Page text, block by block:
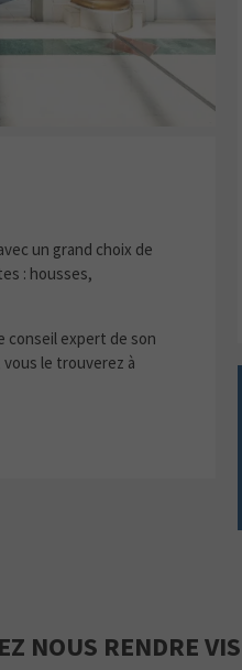
un grand choix de
: housses,
conseil expert de son
le trouverez à
NOUS RENDRE